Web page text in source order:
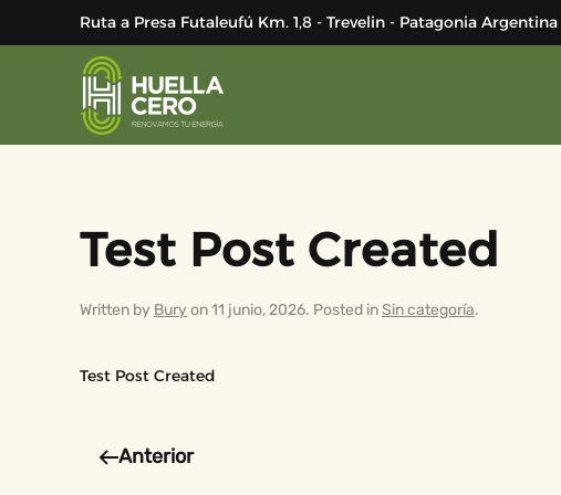
Skip to main content
Ruta a Presa Futaleufú Km. 1,8 - Trevelin - Patagonia
Test Post Created
Written by Bury on11 junio, 2026. Posted inSin categoría.
Test Post Created
Anterior